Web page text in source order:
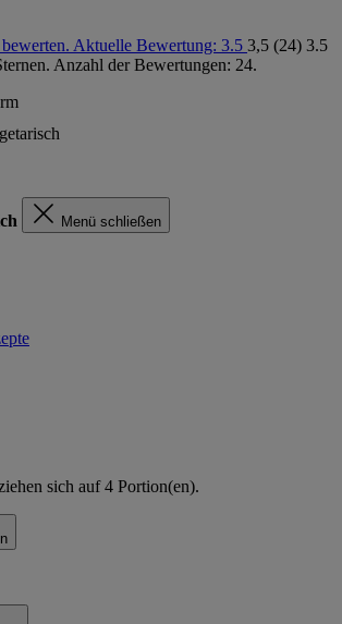
Aktuelle Bewertung: 3.5 3,5 (24) 3.5
Anzahl der Bewertungen: 24.
Menü schließen
sich auf4 Portion(en).